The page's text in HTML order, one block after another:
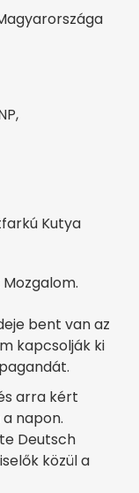
Kutya
bent van az
kapcsolják ki
arra kért
napon.
Deutsch
közül a